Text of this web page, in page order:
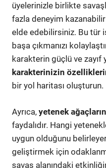
üyelerinizle birlikte
fazla deneyim
elde edebilirsiniz. Bu tür
başa çıkmanızı
karakterin güçlü ve zayıf
karakterinizin
bir yol haritası oluşturun.
Ayrıca, yetenek
faydalıdır. Hangi
uygun olduğunu
geliştirmek için
savaş alanındaki